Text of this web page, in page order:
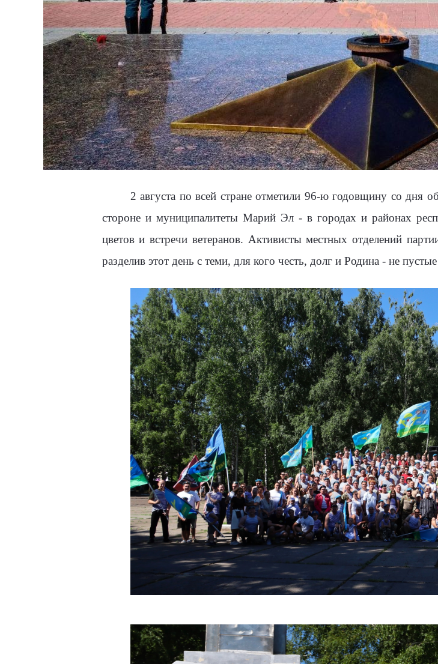
2 августа по всей стране отметили 96-ю годовщину со дня
стороне и муниципалитеты Марий Эл - в городах и районах
цветов и встречи ветеранов. Активисты местных отделений
разделив этот день с теми, для кого честь, долг и Родина - не